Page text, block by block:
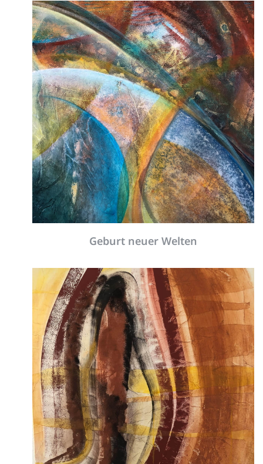
Befreiung
1 2 3 4 5 6
Impressum Datenschutzerklärung
Ausstellung SPUREN
Annette Jakobi
beteiligt sich an der
Gemeinschafts-